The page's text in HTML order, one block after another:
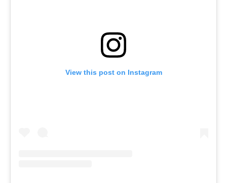
View this post on Instagram